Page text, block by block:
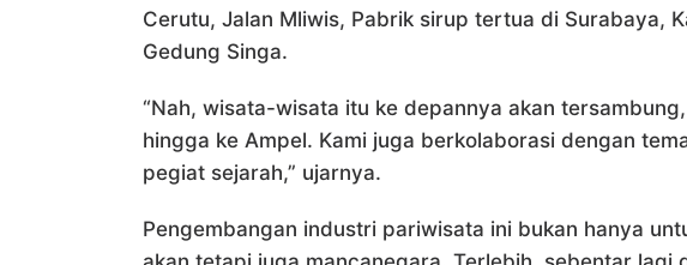
Cerutu, Jalan Mliwis, Pabrik sirup tertua di Surabaya,
Gedung Singa.
“Nah, wisata-wisata itu ke depannya akan
hingga ke Ampel. Kami juga berkolaborasi dengan
pegiat sejarah,” ujarnya.
Pengembangan industri pariwisata ini bukan hanya